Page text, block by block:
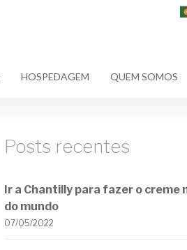
HOSPEDAGEM QUEM SOMOS
Posts recentes
Ir a Chantilly para fazer o creme
do mundo
07/05/2022